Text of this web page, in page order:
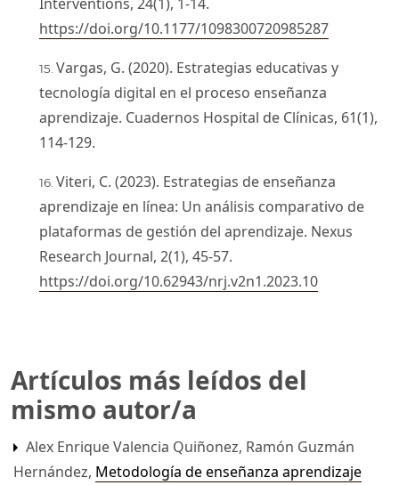
https://doi.org/10.1177/1098300720985287
Vargas, G. (2020). Estrategias educativas y
tecnología digital en el proceso enseñanza
aprendizaje. Cuadernos Hospital de Clínicas, 61(1),
114-129.
Viteri, C. (2023). Estrategias de enseñanza
aprendizaje en línea: Un análisis comparativo de
plataformas de gestión del aprendizaje. Nexus
Research Journal, 2(1), 45-57.
https://doi.org/10.62943/nrj.v2n1.2023.10
Artículos más leídos del
mismo autor/a
Alex Enrique Valencia Quiñonez, Ramón Guzmán
Hernández, Metodología de enseñanza aprendizaje